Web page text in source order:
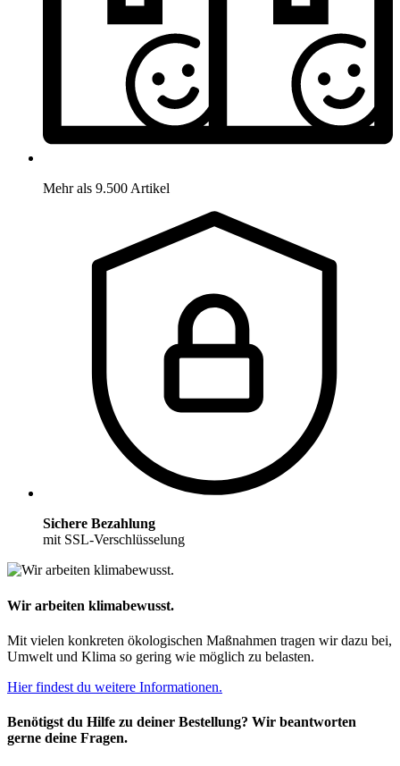
Mehr als 9.500 Artikel
Sichere Bezahlung
mit SSL-Verschlüsselung
Wir arbeiten klimabewusst.
Mit vielen konkreten ökologischen Maßnahmen tragen wir dazu bei,
Umwelt und Klima so gering wie möglich zu belasten.
Hier findest du weitere Informationen.
Benötigst du Hilfe zu deiner Bestellung? Wir beantworten
gerne deine Fragen.